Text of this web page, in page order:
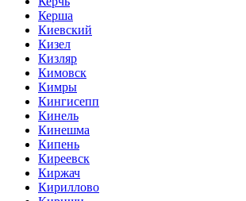
Керша
Киевский
Кизел
Кизляр
Кимовск
Кимры
Кингисепп
Кинель
Кинешма
Кипень
Киреевск
Киржач
Кириллово